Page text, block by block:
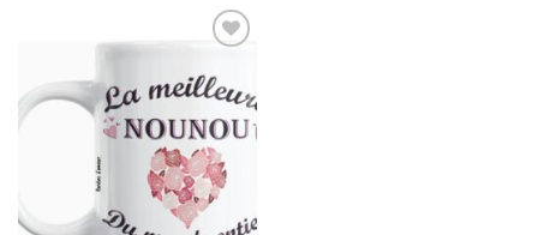
À LA
D’ENVIES